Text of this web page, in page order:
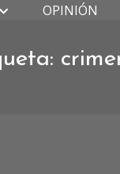
OPINIÓN